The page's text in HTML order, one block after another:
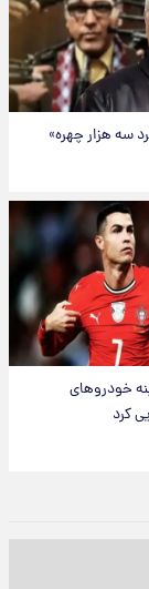
سه هزار چهره»
خودروهای
کرد